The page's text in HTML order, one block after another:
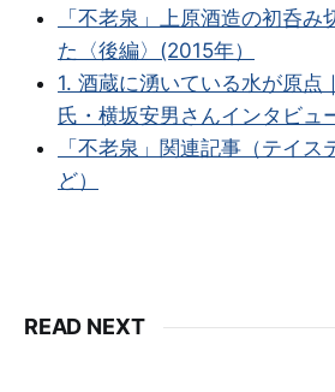
「不老泉」上原酒造の初呑み
た〈後編〉(2015年）
1. 酒蔵に湧いている水が原点
氏・横坂安男さんインタビュ
「不老泉」関連記事（テイス
ど）
READ NEXT